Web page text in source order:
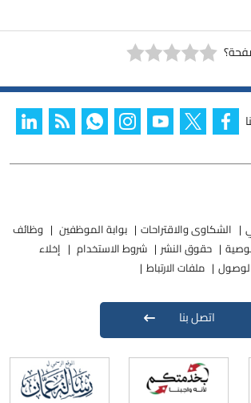
الشكاوى والاقتراحات بوابة الموظفين
وظائف
حقوق النشر شروط الاستخدام
إخلاء
ملفات الارتباط
اتصل بنا